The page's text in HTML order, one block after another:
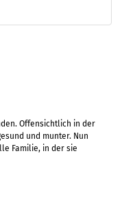
Offensichtlich in der
und munter. Nun
Familie, in der sie